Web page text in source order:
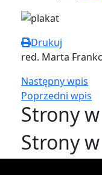
Drukuj
red. Marta
Następny wpis
Poprzedni wpis
Strony
Strony